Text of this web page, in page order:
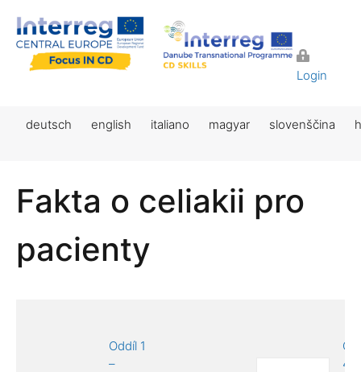
Login
deutsch english italiano magyar slovenščina
Fakta o celiakii pro
pacienty
Oddíl 1
–
4 –